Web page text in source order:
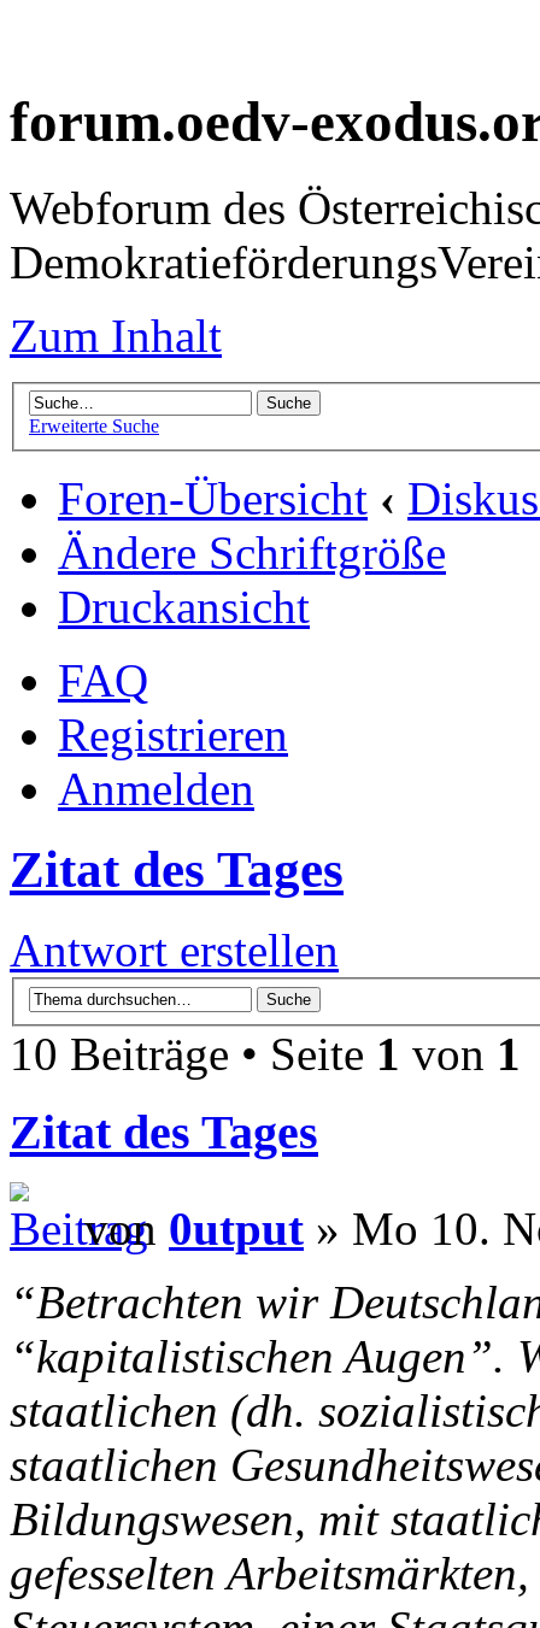
forum.oedv-
Webforum des
Zum Inhalt
Erweiterte Suche
Foren-Übersicht ‹
Ändere Schriftgröße
Druckansicht
FAQ
Registrieren
Anmelden
Zitat des Tages
Antwort erstellen
10 Beiträge • Seite 1 von 1
Zitat des Tages
von 0utput » Mo 10.
“Betrachten wir
“kapitalistischen Augen”.
staatlichen (dh.
staatlichen
Bildungswesen, mit
gefesselten